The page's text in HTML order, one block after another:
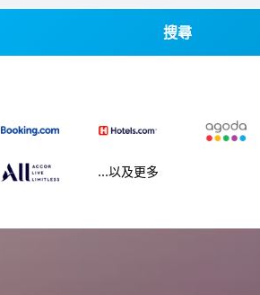
搜尋
...以及更多